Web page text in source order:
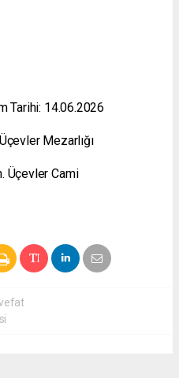
Tarihi: 14.06.2026
Mezarlığı
Üçevler Cami